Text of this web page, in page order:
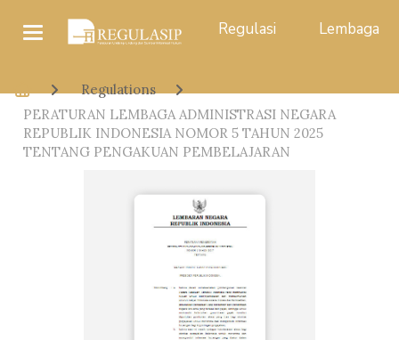
Regulasi Lembaga
Regulations
PERATURAN LEMBAGA ADMINISTRASI NEGARA
REPUBLIK INDONESIA NOMOR 5 TAHUN 2025
TENTANG PENGAKUAN PEMBELAJARAN